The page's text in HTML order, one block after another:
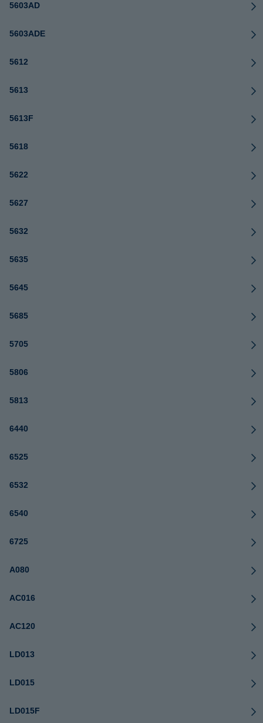
5603AD
5603ADE
5612
5613
5613F
5618
5622
5627
5632
5635
5645
5685
5705
5806
5813
6440
6525
6532
6540
6725
A080
AC016
AC120
LD013
LD015
LD015F